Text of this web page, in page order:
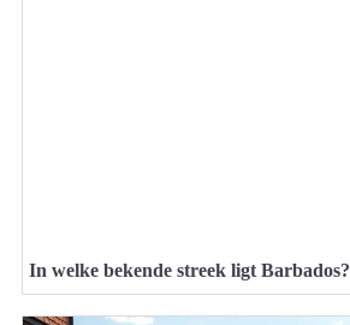
In welke bekende streek ligt Barbados?